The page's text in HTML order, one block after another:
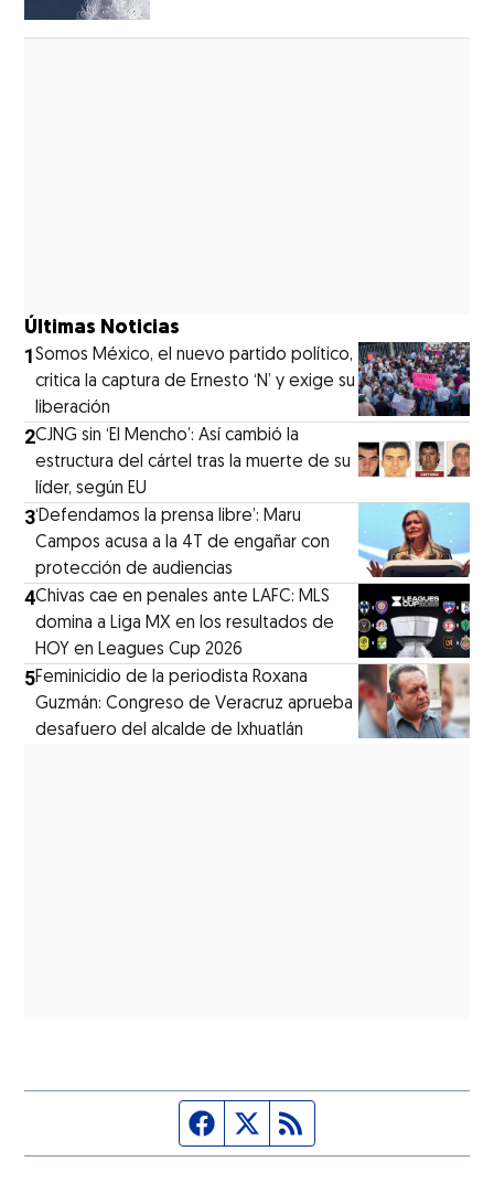
Últimas Noticias
1Somos México, el nuevo partido político,
critica la captura de Ernesto ‘N’ y exige su
liberación
2CJNG sin ‘El Mencho’: Así cambió la
estructura del cártel tras la muerte de su
líder, según EU
3‘Defendamos la prensa libre’: Maru
Campos acusa a la 4T de engañar con
protección de audiencias
4Chivas cae en penales ante LAFC: MLS
domina a Liga MX en los resultados de
HOY en Leagues Cup 2026
5Feminicidio de la periodista Roxana
Guzmán: Congreso de Veracruz aprueba
desafuero del alcalde de Ixhuatlán
Página de Facebook
Fuente Twitter